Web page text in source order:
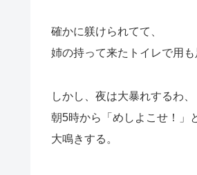
確かに躾けられてて、
姉の持って来たトイレで用も
しかし、夜は大暴れするわ、
朝5時から「めしよこせ！」
大鳴きする。